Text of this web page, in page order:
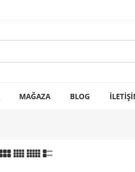
MAĞAZA BLOG